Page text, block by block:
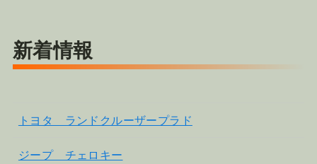
新着情報
トヨタ ランドクルーザープラド
ジープ チェロキー